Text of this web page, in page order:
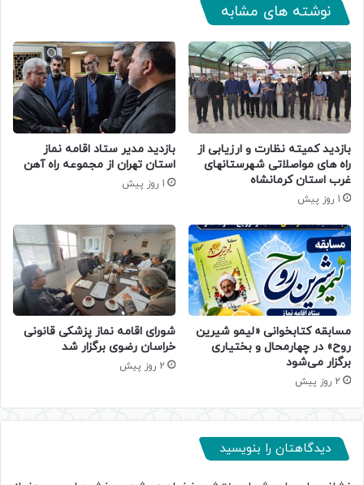
نوشته های مشابه
بازدید کمیته نظارت و ارزیابی از
راه های مواصلاتی شهرستانهای
غرب استان کرمانشاه
1 روز پیش
بازدید مدیر ستاد اقامه نماز
استان تهران از مجموعه راه آهن
1 روز پیش
مسابقه کتابخوانی «لیمو شیرین
روح» در چهارمحال و بختیاری
برگزار می‌شود
2 روز پیش
شورای اقامه نماز پزشکی قانونی
خراسان رضوی برگزار شد
2 روز پیش
دیدگاهتان را بنویسید